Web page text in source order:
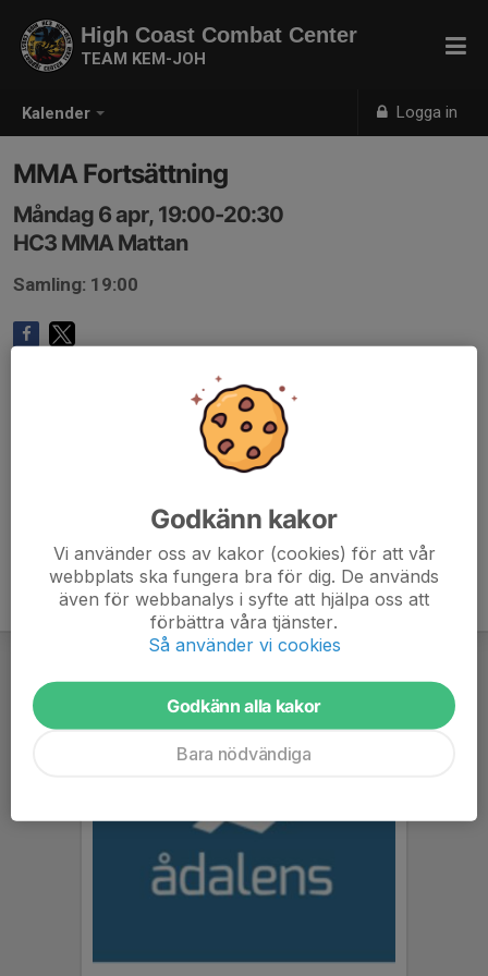
Kalender Logga in
High Coast Combat Center
TEAM KEM-JOH
MMA Fortsättning
Måndag 6 apr, 19:00-20:30
HC3 MMA Mattan
Samling: 19:00
Godkänn kakor
Vi använder oss av kakor (cookies) för att vår
webbplats ska fungera bra för dig. De används
även för webbanalys i syfte att hjälpa oss att
förbättra våra tjänster.
Så använder vi cookies
Godkänn alla kakor
Bara nödvändiga